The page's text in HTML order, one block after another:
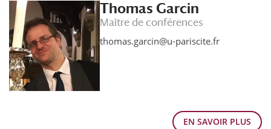
Thomas Garcin
Maître de conférences
thomas.garcin@u-pariscite.fr
EN SAVOIR PLUS